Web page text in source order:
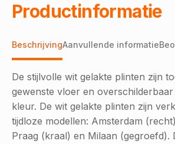
Productinformatie
BeschrijvingAanvullende informatie
De stijlvolle wit gelakte plinten zijn
gewenste vloer en
kleur. De wit gelakte plinten zijn
tijdloze modellen: Amsterdam
Praag (kraal) en Milaan (gegroefd).